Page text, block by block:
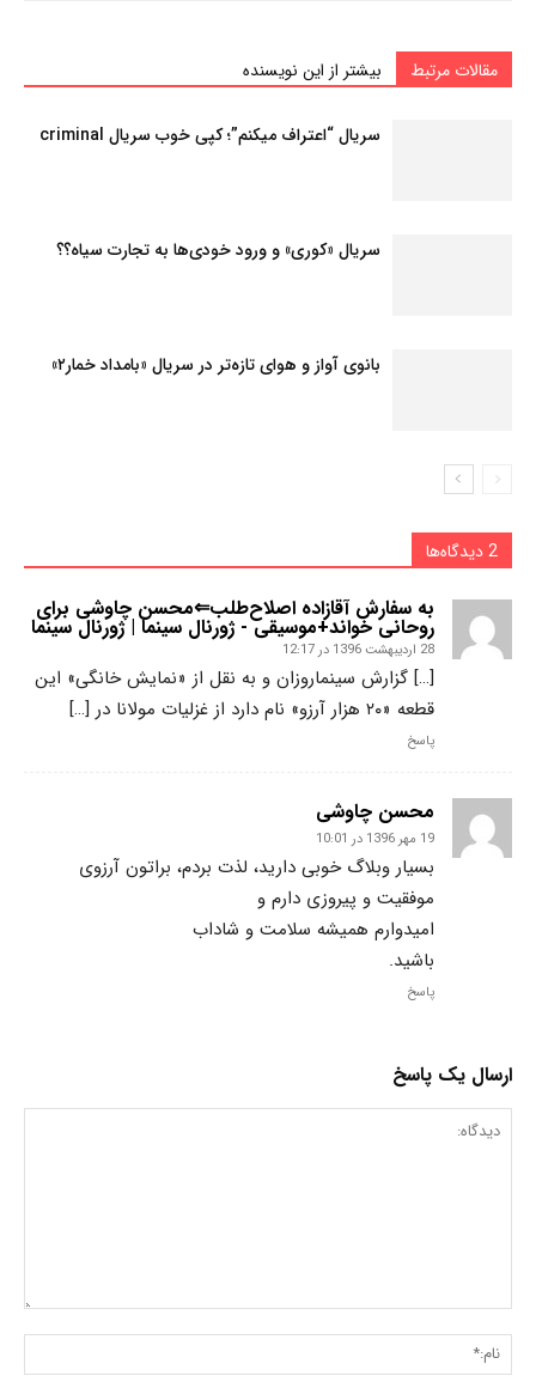
مقالات مرتبط بیشتر از این نویسنده
سریال “اعتراف میکنم”؛ کپی خوب سریال criminal
سریال «کوری» و ورود خودی‌ها به تجارت سیاه؟؟
بانوی آواز و هوای تازه‌تر در سریال «بامداد خمار۲»
2 دیدگاه‌ها
به سفارش آقازاده اصلاح‌طلب⇐محسن چاوشی برای
روحانی خواند+موسیقی - ژورنال سینما | ژورنال سینما
28 اردیبهشت 1396 در 12:17
[…] گزارش سینماروزان و به نقل از «نمایش خانگی» این
قطعه «۲۰ هزار آرزو» نام دارد از غزلیات مولانا در […]
پاسخ
محسن چاوشی
19 مهر 1396 در 10:01
بسیار وبلاگ خوبی دارید، لذت بردم، براتون آرزوی
موفقیت و پیروزی دارم و
امیدوارم همیشه سلامت و شاداب
باشید.
پاسخ
ارسال یک پاسخ